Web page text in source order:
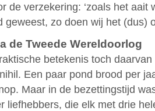
de verzekering: ‘zoals het aait
geweest, zo doen wij het (dus)
de Tweede Wereldoorlog
betekenis toch
Een paar pond brood per
Maar in de bezettingstijd
liefhebbers, die elk met drie